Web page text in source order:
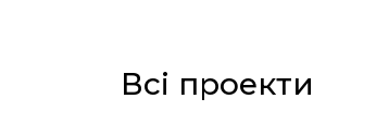
Всі проекти